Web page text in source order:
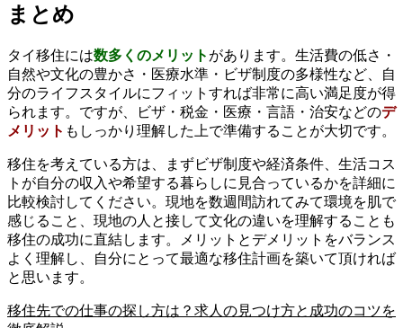
まとめ
タイ移住には数多くのメリット があります。生活費の低さ・
自然や文化の豊かさ・医療水準・ビザ制度の多様性など、自
分のライフスタイルにフィットすれば非常に高い満足度が得
られます。ですが、ビザ・税金・医療・言語・治安などのデ
メリット もしっかり理解した上で準備することが大切です。
移住を考えている方は、まずビザ制度や経済条件、生活コス
トが自分の収入や希望する暮らしに見合っているかを詳細に
比較検討してください。現地を数週間訪れてみて環境を肌で
感じること、現地の人と接して文化の違いを理解することも
移住の成功に直結します。メリットとデメリットをバランス
よく理解し、自分にとって最適な移住計画を築いて頂ければ
と思います。
移住先での仕事の探し方は？求人の見つけ方と成功のコツを